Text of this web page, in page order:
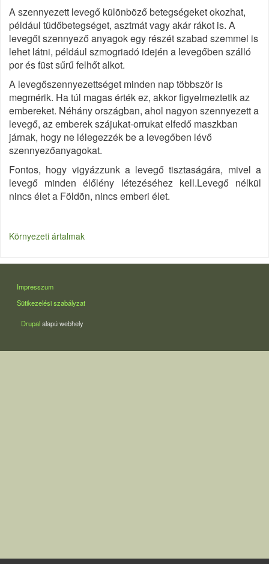
A szennyezett levegő különböző betegségeket okozhat,
például tüdőbetegséget, asztmát vagy akár rákot is. A
levegőt szennyező anyagok egy részét szabad szemmel is
lehet látni, például szmogriadó idején a levegőben szálló
por és füst sűrű felhőt alkot.
A levegőszennyezettséget minden nap többször is
megmérik. Ha túl magas érték ez, akkor figyelmeztetik az
embereket. Néhány országban, ahol nagyon szennyezett a
levegő, az emberek szájukat-orrukat elfedő maszkban
járnak, hogy ne lélegezzék be a levegőben lévő
szennyezőanyagokat.
Fontos, hogy vigyázzunk a levegő tisztaságára, mivel a
levegő minden élőlény létezéséhez kell.Levegő nélkül
nincs élet a Földön, nincs emberi élet.
Környezeti ártalmak
LÁBLÉC
Impresszum
Sütikezelési szabályzat
Drupalalapú webhely